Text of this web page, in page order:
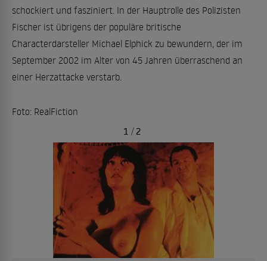
schockiert und fasziniert. In der Hauptrolle des Polizisten
Fischer ist übrigens der populäre britische
Characterdarsteller Michael Elphick zu bewundern, der im
September 2002 im Alter von 45 Jahren überraschend an
einer Herzattacke verstarb.
Foto: RealFiction
1 / 2